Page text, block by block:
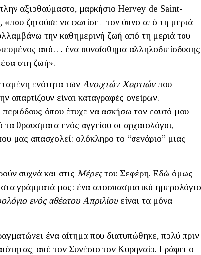
αξιοθαύμαστο, μαρκήσιο Hervey de Saint-
ζητούσε να φωτίσει τον ύπνο από τη μεριά
την καθημερινή ζωή από τη μεριά του
από… ένα συναίσθημα αλληλοδιείσδυσης
στη ζωή».
ενότητα των Ανοιχτών Χαρτιώνπου
απαρτίζουν είναι καταγραφές ονείρων.
όπου έτυχε να ασκήσω τον εαυτό μου
θραύσματα ενός αγγείου οι αρχαιολόγοι,
μας απασχολεί: ολόκληρο το “σενάριο” μιας
συχνά και στις Μέρεςτου Σεφέρη. Εδώ όμως
στα γράμματά μας: ένα αποσπασματικό ημερολόγιο
ενός αθέατου Απριλίου είναι τα μόνα
ένα αίτημα που διατυπώθηκε, πολύ πριν
από τον Συνέσιο τον Κυρηναίο. Γράφει ο